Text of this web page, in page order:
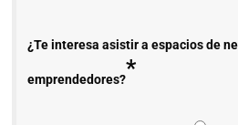
¿Te interesa asistir a espacios de
emprendedores?*